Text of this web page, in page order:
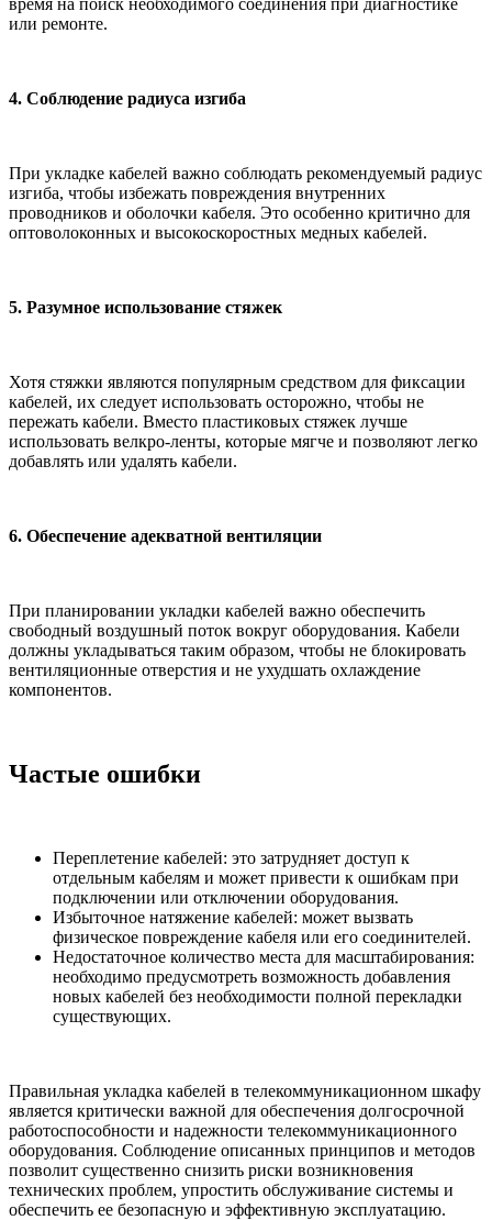
или ремонте.
4. Соблюдение радиуса изгиба
При укладке кабелей важно соблюдать рекомендуемый радиус
изгиба, чтобы избежать повреждения внутренних
проводников и оболочки кабеля. Это особенно критично для
оптоволоконных и высокоскоростных медных кабелей.
5. Разумное использование стяжек
Хотя стяжки являются популярным средством для фиксации
кабелей, их следует использовать осторожно, чтобы не
пережать кабели. Вместо пластиковых стяжек лучше
использовать велкро-ленты, которые мягче и позволяют легко
добавлять или удалять кабели.
6. Обеспечение адекватной вентиляции
При планировании укладки кабелей важно обеспечить
свободный воздушный поток вокруг оборудования. Кабели
должны укладываться таким образом, чтобы не блокировать
вентиляционные отверстия и не ухудшать охлаждение
компонентов.
Частые ошибки
Переплетение кабелей: это затрудняет доступ к
отдельным кабелям и может привести к ошибкам при
подключении или отключении оборудования.
Избыточное натяжение кабелей: может вызвать
физическое повреждение кабеля или его соединителей.
Недостаточное количество места для масштабирования:
необходимо предусмотреть возможность добавления
новых кабелей без необходимости полной перекладки
существующих.
Правильная укладка кабелей в телекоммуникационном шкафу
является критически важной для обеспечения долгосрочной
работоспособности и надежности телекоммуникационного
оборудования. Соблюдение описанных принципов и методов
позволит существенно снизить риски возникновения
технических проблем, упростить обслуживание системы и
обеспечить ее безопасную и эффективную эксплуатацию.